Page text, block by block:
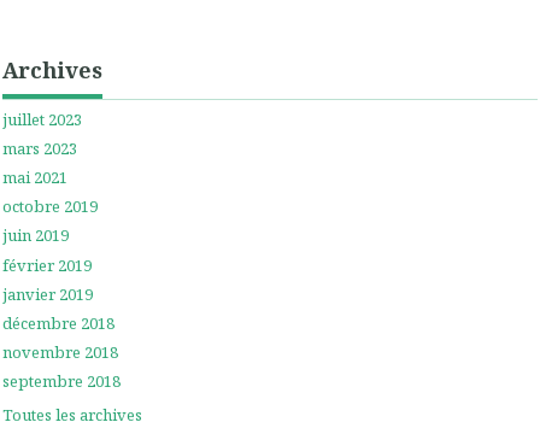
Archives
juillet 2023
mars 2023
mai 2021
octobre 2019
juin 2019
février 2019
janvier 2019
décembre 2018
novembre 2018
septembre 2018
Toutes les archives